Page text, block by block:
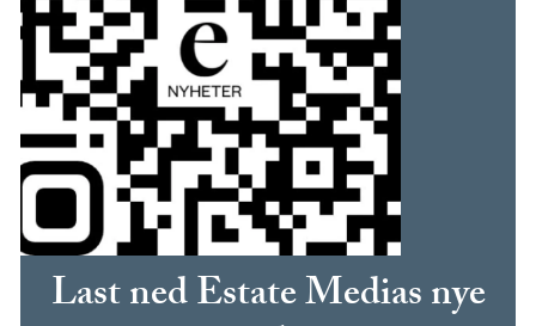
Last ned Estate Medias nye